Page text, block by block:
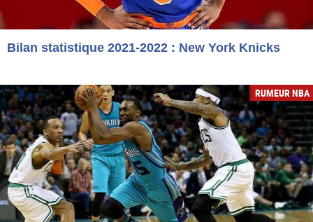
Bilan statistique 2021-2022 : New York Knicks
RUMEUR NBA